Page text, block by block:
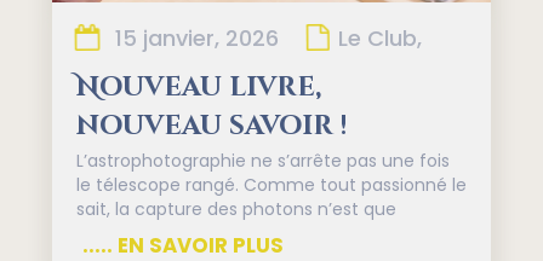
15 janvier, 2026 Le Club,
Nouveau livre,
nouveau savoir !
L’astrophotographie ne s’arrête pas une fois
le télescope rangé. Comme tout passionné le
sait, la capture des photons n’est que
..... EN SAVOIR PLUS